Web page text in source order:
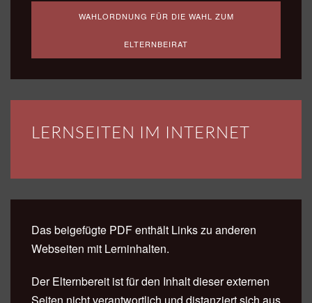
WAHLORDNUNG FÜR DIE WAHL ZUM
ELTERNBEIRAT
LERNSEITEN IM INTERNET
Das beigefügte PDF enthält Links zu anderen
Webseiten mit Lerninhalten.
Der Elternbereit ist für den Inhalt dieser externen